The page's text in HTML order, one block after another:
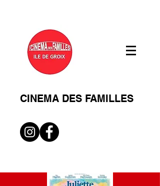
CINEMA DES FAMILLES